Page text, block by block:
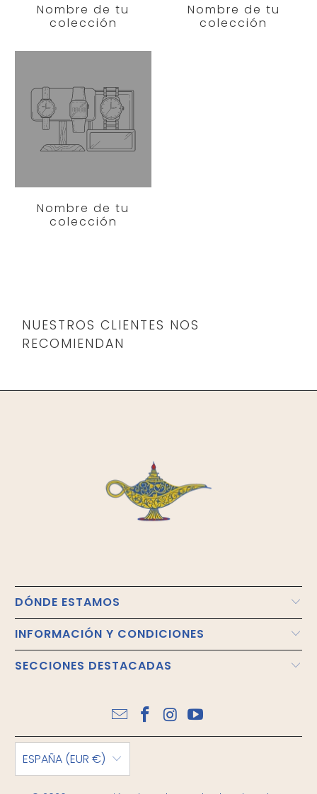
Nombre de tu
colección
Nombre de tu
colección
Nombre de tu
colección
NUESTROS CLIENTES NOS
RECOMIENDAN
DÓNDE ESTAMOS
INFORMACIÓN Y CONDICIONES
SECCIONES DESTACADAS
ESPAÑA (EUR €)